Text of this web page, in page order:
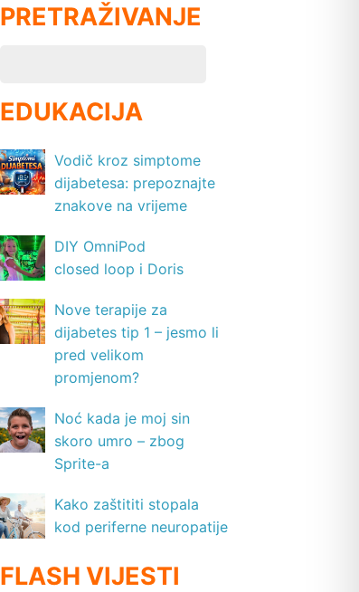
PRETRAŽIVANJE
EDUKACIJA
Vodič kroz simptome
dijabetesa: prepoznajte
znakove na vrijeme
DIY OmniPod
closed loop i Doris
Nove terapije za
dijabetes tip 1 – jesmo li
pred velikom
promjenom?
Noć kada je moj sin
skoro umro – zbog
Sprite-a
Kako zaštititi stopala
kod periferne neuropatije
FLASH VIJESTI